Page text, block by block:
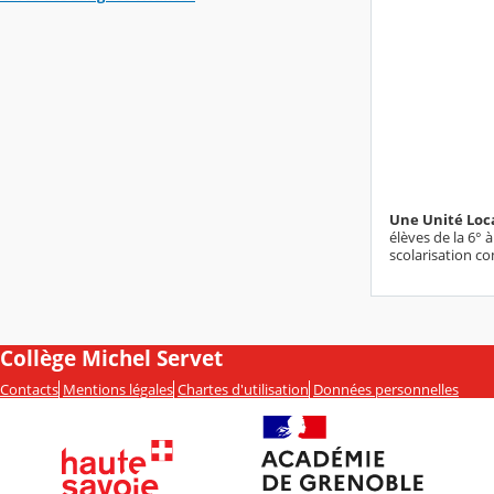
Une Unité
élèves de la 6°
scolarisation
Collège Michel Servet
Contacts Mentions légales Chartes d'utilisation Données personnelles